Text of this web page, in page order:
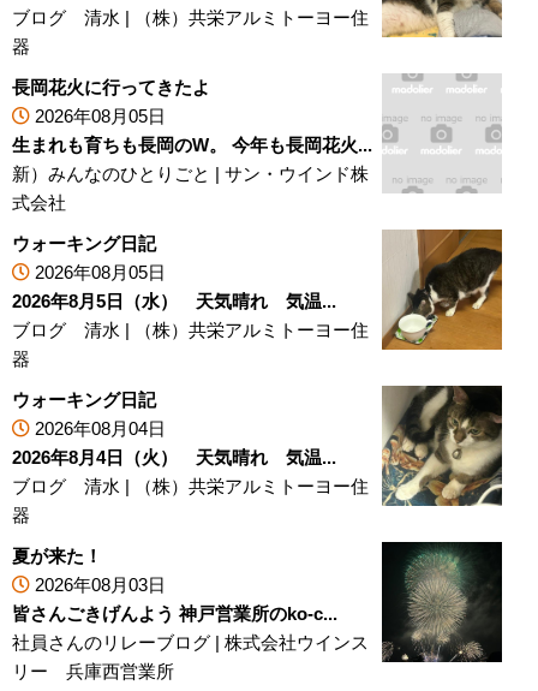
ブログ 清水 |
（株）共栄アルミトーヨー住
器
長岡花火に行ってきたよ
2026年08月05日
生まれも育ちも長岡のW。 今年も長岡花火...
新）みんなのひとりごと | サン・ウインド株
式会社
ウォーキング日記
2026年08月05日
2026年8月5日（水） 天気晴れ 気温...
ブログ 清水 |
（株）共栄アルミトーヨー住
器
ウォーキング日記
2026年08月04日
2026年8月4日（火） 天気晴れ 気温...
ブログ 清水 |
（株）共栄アルミトーヨー住
器
夏が来た！
2026年08月03日
皆さんごきげんよう 神戸営業所のko-c...
社員さんのリレーブログ | 株式会社ウインス
リー 兵庫西営業所